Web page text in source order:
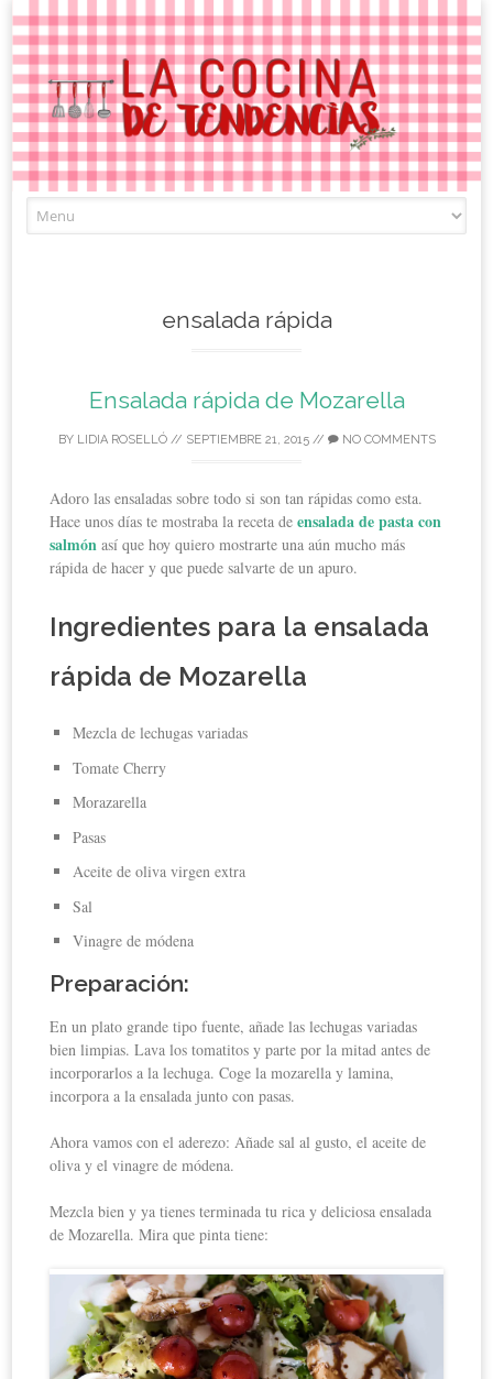
to
ensalada rápida
Ensalada rápida de Mozarella
BY LIDIA ROSELLÓ// SEPTIEMBRE 21, 2015// NO COMMENTS
Adoro las ensaladas sobre todo si son tan rápidas como esta.
Hace unos días te mostraba la receta deensalada de pasta con
salmón así que hoy quiero mostrarte una aún mucho más
rápida de hacer y que puede salvarte de un apuro.
Ingredientes para la ensalada
rápida de Mozarella
Mezcla de lechugas variadas
Tomate Cherry
Morazarella
Pasas
Aceite de oliva virgen extra
Sal
Vinagre de módena
Preparación:
En un plato grande tipo fuente, añade las lechugas variadas
bien limpias. Lava los tomatitos y parte por la mitad antes de
incorporarlos a la lechuga. Coge la mozarella y lamina,
incorpora a la ensalada junto con pasas.
Ahora vamos con el aderezo: Añade sal al gusto, el aceite de
oliva y el vinagre de módena.
Mezcla bien y ya tienes terminada tu rica y deliciosa ensalada
de Mozarella. Mira que pinta tiene: